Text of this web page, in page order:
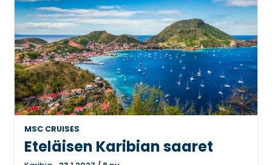
MSC CRUISES
Eteläisen Karibian saaret